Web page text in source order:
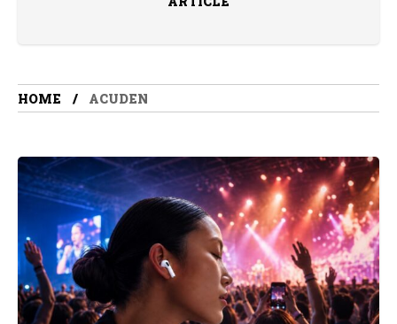
HOME ACUDEN